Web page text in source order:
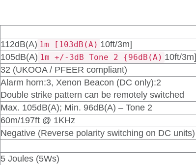
112dB(A) 1m [103dB(A) 10ft/3m]
105dB(A) 1m +/-3dB Tone 2 {96dB(A) 10ft/3m]
32 (UKOOA / PFEER compliant)
Alarm horn:3, Xenon Beacon (DC only):2
Double strike pattern can be remotely switched
Max. 105dB(A); Min. 96dB(A) – Tone 2
60m/197ft @ 1KHz
Negative (Reverse polarity switching on DC units)
5 Joules (5Ws)